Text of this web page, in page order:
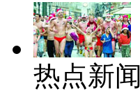
热点新闻